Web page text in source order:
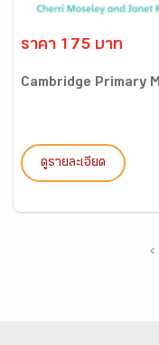
ราคา 175 บาท
Cambridge Primary
ดูรายละเอียด
‹